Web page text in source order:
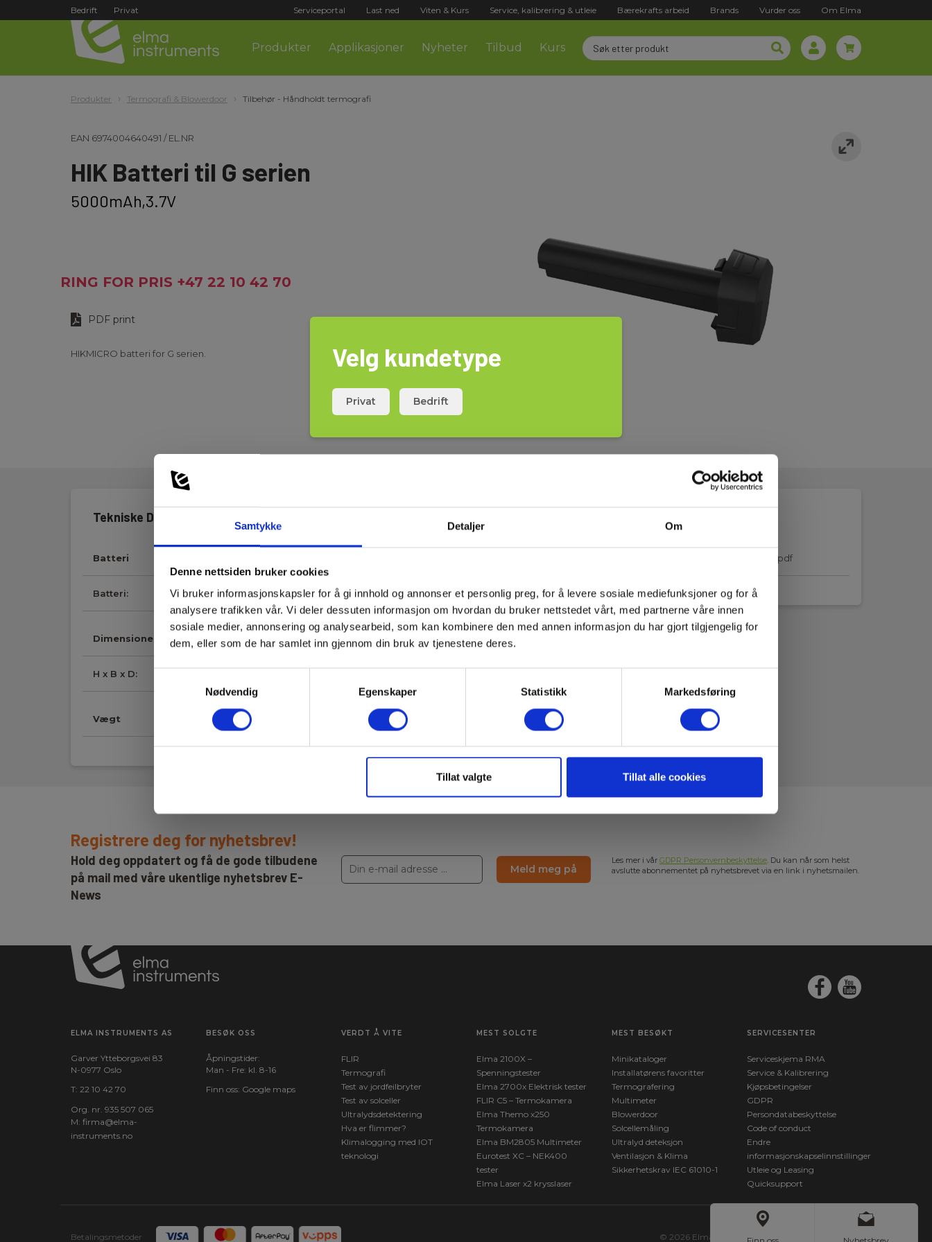
Samtykke Detaljer Om
Denne nettsiden bruker cookies
Vi bruker informasjonskapsler for å gi innhold og annonser et personlig preg, for å levere sosiale mediefunksjoner og for å
analysere trafikken vår. Vi deler dessuten informasjon om hvordan du bruker nettstedet vårt, med partnerne våre innen
sosiale medier, annonsering og analysearbeid, som kan kombinere den med annen informasjon du har gjort tilgjengelig for
dem, eller som de har samlet inn gjennom din bruk av tjenestene deres.
Nødvendig
Egenskaper Statistikk Markedsføring
Tillat valgte Tillat alle cookies
Bedrift Privat Serviceportal Last ned Viten & Kurs Service, kalibrering & utleie Bærekrafts arbeid Brands Vurder oss Om Elma
Produkter Applikasjoner Nyheter Tilbud Kurs
Produkter Termografi & Blowerdoor Tilbehør - Håndholdt termografi
EAN 6974004640491 /EL.NR
HIK Batteri til G serien
5000mAh,3.7V
RING FOR PRIS +47 22 10 42 70
PDF print
HIKMICRO batteri for G serien.
Tekniske Data:
Batteri
Batteri: 1 Li-ion (inkl.)
Dimensioner
H x B x D:
Vægt
Elma_Certificate_HIK_HIKG61_UN38.3_EN.pdf
Registrere deg for nyhetsbrev!
Hold deg oppdatert og få de gode tilbudene
på mail med våre ukentlige nyhetsbrev E-
News
Meld meg på
Les mer i vår GDPR Personvernbeskyttelse. Du kan når som helst
avslutte abonnementet på nyhetsbrevet via en link i nyhetsmailen.
ELMA INSTRUMENTS AS
Garver Ytteborgsvei 83
N-0977 Oslo
T: 22 10 42 70
Org. nr. 935 507 065
M: firma@elma-
instruments.no​
BESØK OSS
Åpningstider:
Man - Fre: kl. 8-16
Finn oss: Google maps
VERDT Å VITE
FLIR
Termografi
Test av jordfeilbryter
Test av solceller
Ultralydsdetektering
Hva er flimmer?
Klimalogging med IOT
teknologi
MEST SOLGTE
Elma 2100X –
Spenningstester
Elma 2700x Elektrisk tester
FLIR C5 – Termokamera
Elma Themo x250
Termokamera
Elma BM2805 Multimeter
Eurotest XC – NEK400
tester
Elma Laser x2 krysslaser
MEST BESØKT
Minikataloger
Installatørens favoritter
Termografering
Multimeter
Blowerdoor
Solcellemåling
Ultralyd deteksjon
Ventilasjon & Klima
Sikkerhetskrav IEC 61010-1
SERVICESENTER
Serviceskjema RMA
Service & Kalibrering
Kjøpsbetingelser
GDPR
Persondatabeskyttelse
Code of conduct
Endre
informasjonskapselinnstillinger
Utleie og Leasing
Quicksupport
Betalingsmetoder © 2026 Elma Instruments. All Rights Reserved.
Velg kundetype
Privat Bedrift